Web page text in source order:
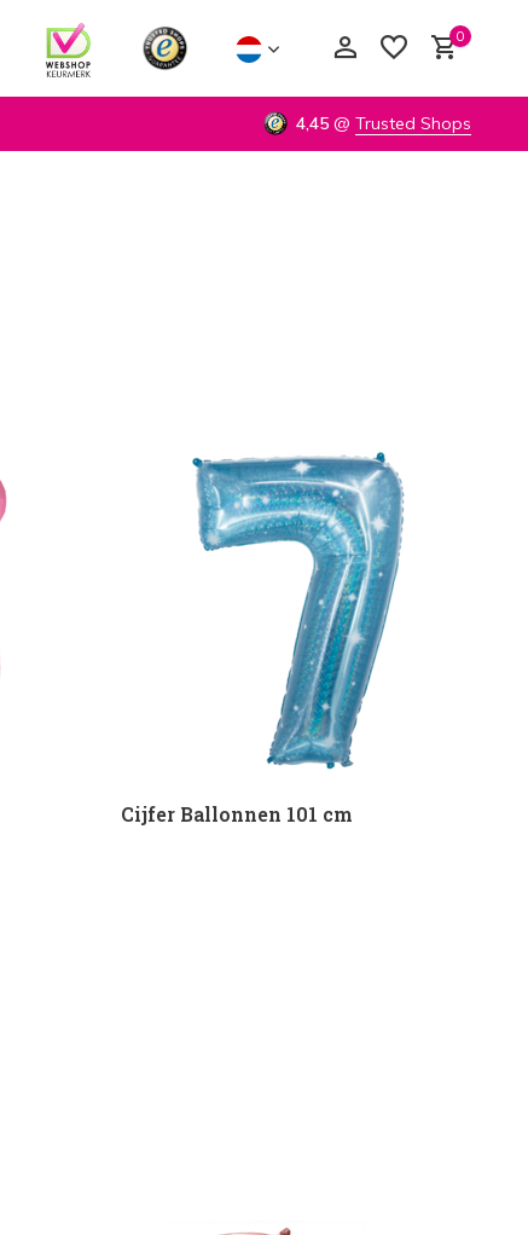
0
4,45 @ Trusted Shops
Cijfer Ballonnen 101 cm